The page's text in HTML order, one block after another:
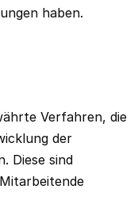
haben.
Verfahren, die
der
Diese sind